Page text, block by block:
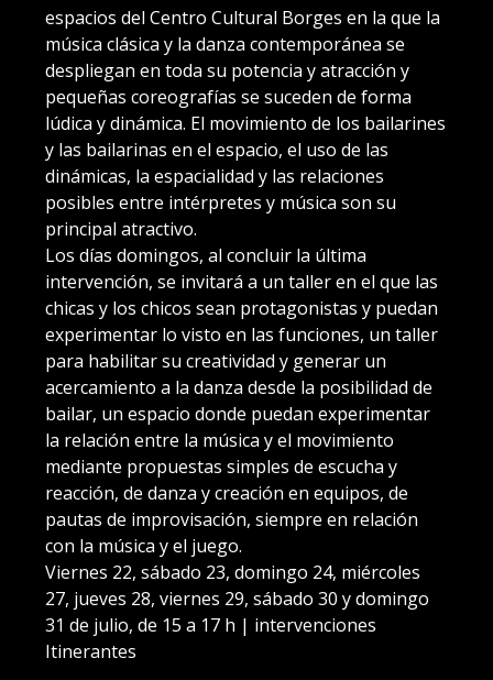
espacios del Centro Cultural Borges en la que la
música clásica y la danza contemporánea se
despliegan en toda su potencia y atracción y
pequeñas coreografías se suceden de forma
lúdica y dinámica. El movimiento de los bailarines
y las bailarinas en el espacio, el uso de las
dinámicas, la espacialidad y las relaciones
posibles entre intérpretes y música son su
principal atractivo.
Los días domingos, al concluir la última
intervención, se invitará a un taller en el que las
chicas y los chicos sean protagonistas y puedan
experimentar lo visto en las funciones, un taller
para habilitar su creatividad y generar un
acercamiento a la danza desde la posibilidad de
bailar, un espacio donde puedan experimentar
la relación entre la música y el movimiento
mediante propuestas simples de escucha y
reacción, de danza y creación en equipos, de
pautas de improvisación, siempre en relación
con la música y el juego.
Viernes 22, sábado 23, domingo 24, miércoles
27, jueves 28, viernes 29, sábado 30 y domingo
31 de julio, de 15 a 17 h | intervenciones
Itinerantes